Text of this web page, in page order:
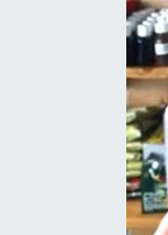
Ekonomi